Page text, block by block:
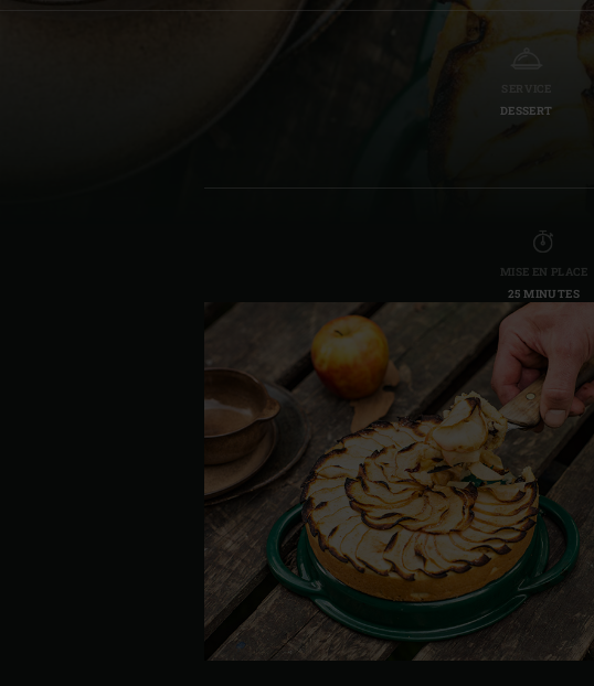
Hungary | Magyarország
DESSERT
MISE EN PLACE
25 MINUTES